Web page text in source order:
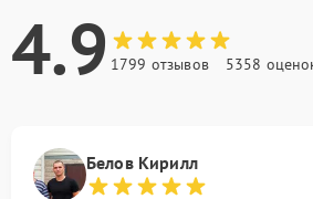
4.9 1799 отзывов 5358
Белов Кирилл